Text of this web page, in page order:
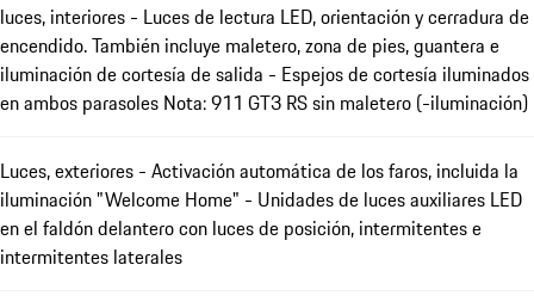
luces, interiores - Luces de lectura LED, orientación y cerradura de
encendido. También incluye maletero, zona de pies, guantera e
iluminación de cortesía de salida - Espejos de cortesía iluminados
en ambos parasoles Nota: 911 GT3 RS sin maletero (-iluminación)
Luces, exteriores - Activación automática de los faros, incluida la
iluminación "Welcome Home" - Unidades de luces auxiliares LED
en el faldón delantero con luces de posición, intermitentes e
intermitentes laterales